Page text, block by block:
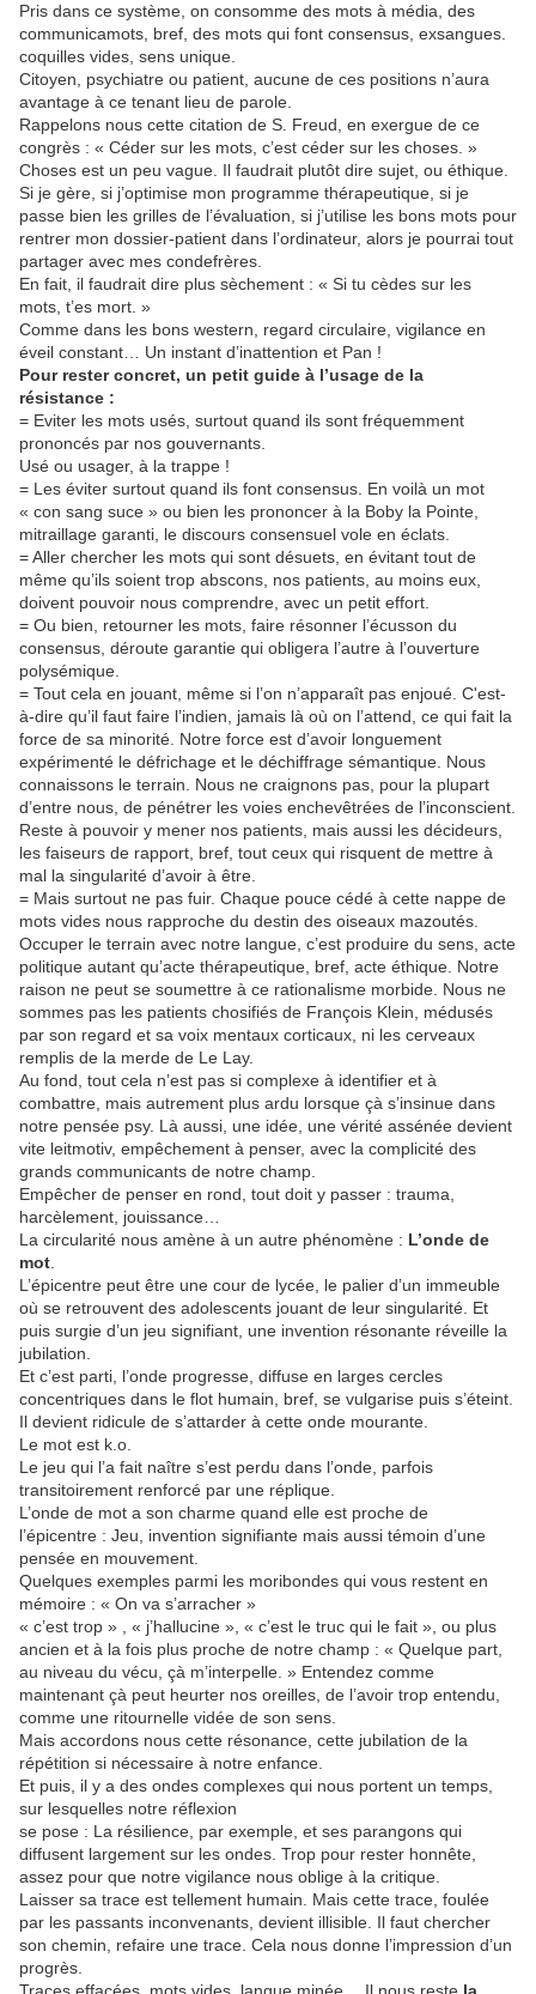
Pris dans ce système, on consomme des mots à média, des
communicamots, bref, des mots qui font consensus, exsangues.
coquilles vides, sens unique.
Citoyen, psychiatre ou patient, aucune de ces positions n’aura
avantage à ce tenant lieu de parole.
Rappelons nous cette citation de S. Freud, en exergue de ce
congrès : « Céder sur les mots, c’est céder sur les choses. »
Choses est un peu vague. Il faudrait plutôt dire sujet, ou éthique.
Si je gère, si j’optimise mon programme thérapeutique, si je
passe bien les grilles de l’évaluation, si j’utilise les bons mots pour
rentrer mon dossier-patient dans l’ordinateur, alors je pourrai tout
partager avec mes condefrères.
En fait, il faudrait dire plus sèchement : « Si tu cèdes sur les
mots, t’es mort. »
Comme dans les bons western, regard circulaire, vigilance en
éveil constant… Un instant d’inattention et Pan !
Pour rester concret, un petit guide à l’usage de la
résistance :
= Eviter les mots usés, surtout quand ils sont fréquemment
prononcés par nos gouvernants.
Usé ou usager, à la trappe !
= Les éviter surtout quand ils font consensus. En voilà un mot
« con sang suce » ou bien les prononcer à la Boby la Pointe,
mitraillage garanti, le discours consensuel vole en éclats.
= Aller chercher les mots qui sont désuets, en évitant tout de
même qu’ils soient trop abscons, nos patients, au moins eux,
doivent pouvoir nous comprendre, avec un petit effort.
= Ou bien, retourner les mots, faire résonner l’écusson du
consensus, déroute garantie qui obligera l’autre à l’ouverture
polysémique.
= Tout cela en jouant, même si l’on n’apparaît pas enjoué. C'est-
à-dire qu’il faut faire l’indien, jamais là où on l’attend, ce qui fait la
force de sa minorité. Notre force est d’avoir longuement
expérimenté le défrichage et le déchiffrage sémantique. Nous
connaissons le terrain. Nous ne craignons pas, pour la plupart
d’entre nous, de pénétrer les voies enchevêtrées de l’inconscient.
Reste à pouvoir y mener nos patients, mais aussi les décideurs,
les faiseurs de rapport, bref, tout ceux qui risquent de mettre à
mal la singularité d’avoir à être.
= Mais surtout ne pas fuir. Chaque pouce cédé à cette nappe de
mots vides nous rapproche du destin des oiseaux mazoutés.
Occuper le terrain avec notre langue, c’est produire du sens, acte
politique autant qu’acte thérapeutique, bref, acte éthique. Notre
raison ne peut se soumettre à ce rationalisme morbide. Nous ne
sommes pas les patients chosifiés de François Klein, médusés
par son regard et sa voix mentaux corticaux, ni les cerveaux
remplis de la merde de Le Lay.
Au fond, tout cela n’est pas si complexe à identifier et à
combattre, mais autrement plus ardu lorsque çà s’insinue dans
notre pensée psy. Là aussi, une idée, une vérité assénée devient
vite leitmotiv, empêchement à penser, avec la complicité des
grands communicants de notre champ.
Empêcher de penser en rond, tout doit y passer : trauma,
harcèlement, jouissance…
La circularité nous amène à un autre phénomène : L’onde de
mot
L’épicentre peut être une cour de lycée, le palier d’un immeuble
où se retrouvent des adolescents jouant de leur singularité. Et
puis surgie d’un jeu signifiant, une invention résonante réveille la
jubilation.
Et c’est parti, l’onde progresse, diffuse en larges cercles
concentriques dans le flot humain, bref, se vulgarise puis s’éteint.
Il devient ridicule de s’attarder à cette onde mourante.
Le mot est k.o.
Le jeu qui l’a fait naître s’est perdu dans l’onde, parfois
transitoirement renforcé par une réplique.
L’onde de mot a son charme quand elle est proche de
l’épicentre : Jeu, invention signifiante mais aussi témoin d’une
pensée en mouvement.
Quelques exemples parmi les moribondes qui vous restent en
mémoire : « On va s’arracher »
« c’est trop » , « j’hallucine », « c’est le truc qui le fait », ou plus
ancien et à la fois plus proche de notre champ : « Quelque part,
au niveau du vécu, çà m’interpelle. » Entendez comme
maintenant çà peut heurter nos oreilles, de l’avoir trop entendu,
comme une ritournelle vidée de son sens.
Mais accordons nous cette résonance, cette jubilation de la
répétition si nécessaire à notre enfance.
Et puis, il y a des ondes complexes qui nous portent un temps,
sur lesquelles notre réflexion
se pose : La résilience, par exemple, et ses parangons qui
diffusent largement sur les ondes. Trop pour rester honnête,
assez pour que notre vigilance nous oblige à la critique.
Laisser sa trace est tellement humain. Mais cette trace, foulée
par les passants inconvenants, devient illisible. Il faut chercher
son chemin, refaire une trace. Cela nous donne l’impression d’un
progrès.